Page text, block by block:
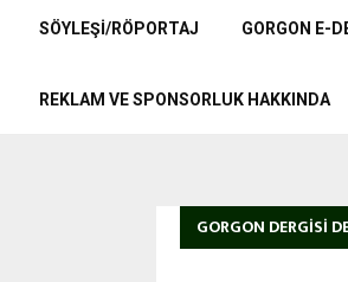
SÖYLEŞI/RÖPORTAJ GORGON E-
REKLAM VE SPONSORLUK HAKKINDA
GORGON DERGISI